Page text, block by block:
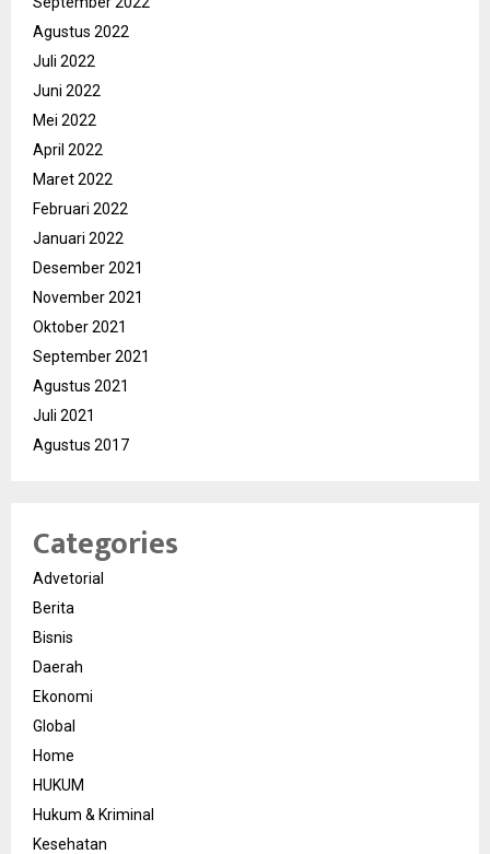
Agustus 2022
Juli 2022
Juni 2022
Mei 2022
April 2022
Maret 2022
Februari 2022
Januari 2022
Desember 2021
November 2021
Oktober 2021
September 2021
Agustus 2021
Juli 2021
Agustus 2017
Categories
Advetorial
Berita
Bisnis
Daerah
Ekonomi
Global
Home
HUKUM
Hukum & Kriminal
Kesehatan